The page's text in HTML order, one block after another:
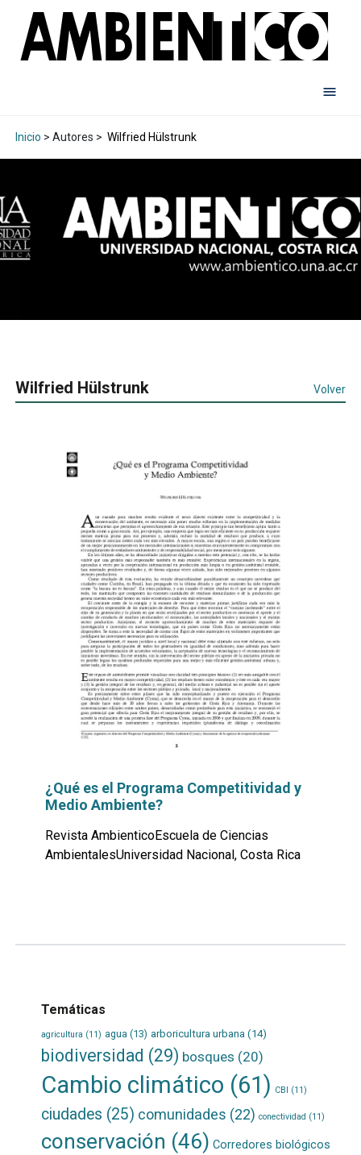
Inicio > Autores > Wilfried Hülstrunk
Wilfried Hülstrunk Volver
¿Qué es el Programa Competitividad y
Medio Ambiente?
Revista AmbienticoEscuela de Ciencias
AmbientalesUniversidad Nacional, Costa Rica
Temáticas
agricultura (11) agua (13) arboricultura urbana(14)
biodiversidad (29) bosques (20)
Cambio climático (61) CBI (11)
ciudades (25) comunidades (22) conectividad (11)
conservación (46) Corredores biológicos